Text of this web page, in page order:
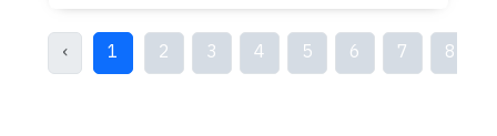
‹ 1 2 3 4 5 6 7 8